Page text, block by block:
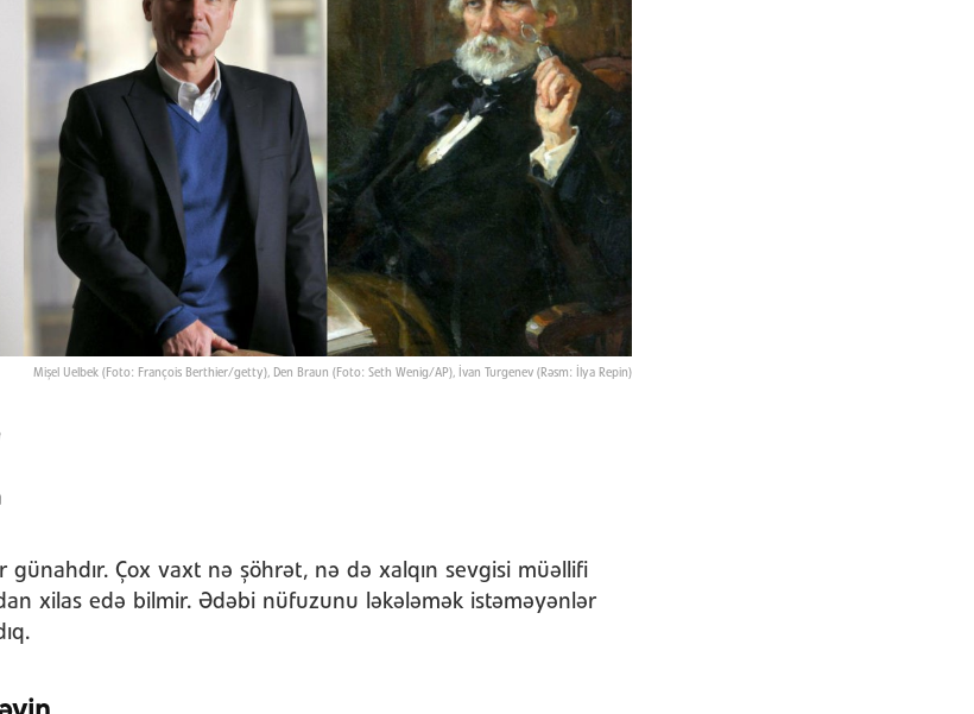
Mişel Uelbek (Foto: François Berthier/getty), Den Braun (Foto: Seth Wenig/AP), İvan Turgenev (Rəsm: İlya Repin)
günahdır. Çox vaxt nə şöhrət, nə də xalqın sevgisi müəllifi
xilas edə bilmir. Ədəbi nüfuzunu ləkələmək istəməyənlər